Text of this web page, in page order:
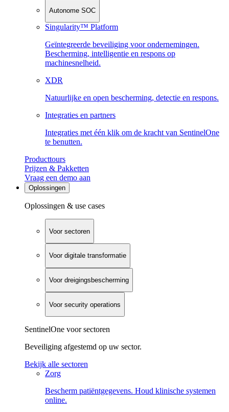
Autonome SOC
Singularity™ Platform
Geïntegreerde beveiliging voor ondernemingen.
Bescherming, intelligentie en respons op
machinesnelheid.
XDR
Natuurlijke en open bescherming, detectie en respons.
Integraties en partners
Integraties met één klik om de kracht van SentinelOne
te benutten.
Producttours
Prijzen & Pakketten
Vraag een demo aan
Oplossingen
Oplossingen & use cases
Voor sectoren
Voor digitale transformatie
Voor dreigingsbescherming
Voor security operations
SentinelOne voor sectoren
Beveiliging afgestemd op uw sector.
Bekijk alle sectoren
Zorg
Bescherm patiëntgegevens. Houd klinische systemen
online.